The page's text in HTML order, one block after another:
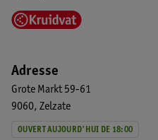
Adresse
Grote Markt 59-61
9060 Zelzate
OUVERT AUJOURD'HUI DE 18:00